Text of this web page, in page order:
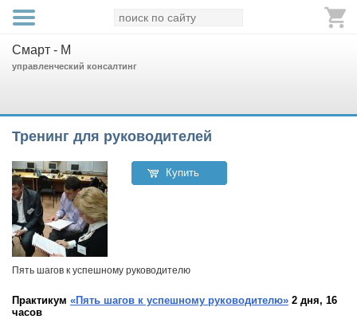
Смарт - М
управленческий консалтинг
Тренинг для руководителей
Купить
Пять шагов к успешному руководителю
Практикум «Пять шагов к успешному руководителю» 2 дня, 16
часов